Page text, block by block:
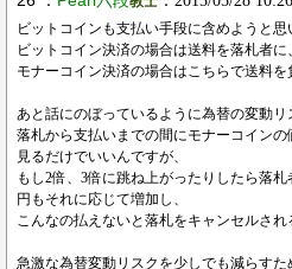
ビットコインも支払い手段に含めようと思
ビットコイン決済の場合は送料を落札者に、
モナーコイン決済の場合はこちらで送料を
あと話にのぼっているように為替の変動
落札から支払いまでの間にモナーコイン
見るだけでいいんですが、
もし2倍、3倍に跳ね上がったりしたら落
円もそれに応じて増加し、
こんなの払えないと落札をキャンセルされ
急激な為替変動リスクを少しでも減らす